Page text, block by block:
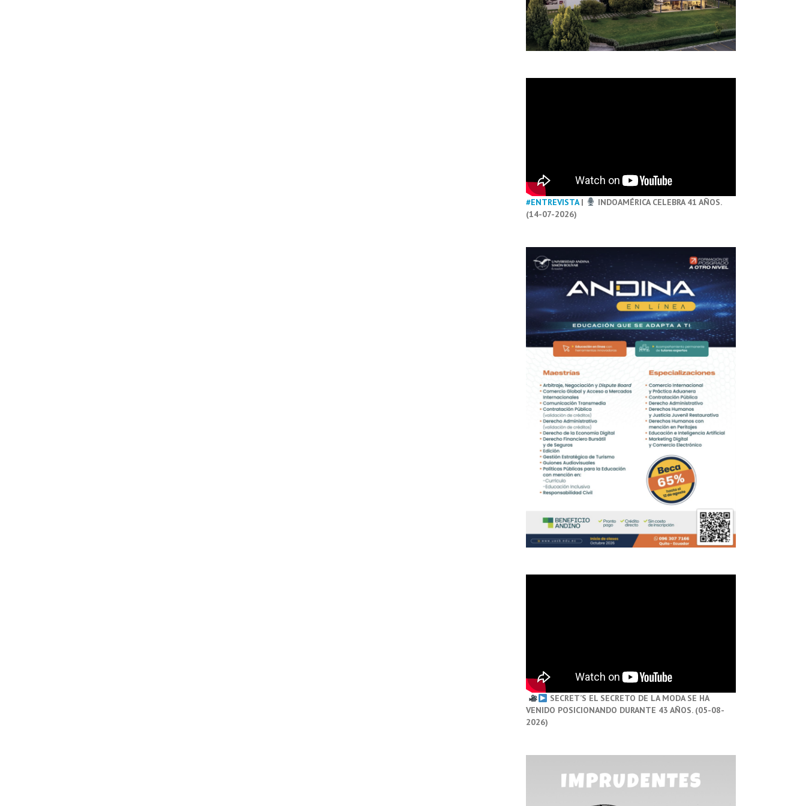
#ENTREVISTA|
INDOAMÉRICA CELEBRA 41 AÑOS.
(14-07-2026)
SECRET’S EL SECRETO DE LA MODA SE HA
VENIDO POSICIONANDO DURANTE 43 AÑOS. (05-08-
2026)